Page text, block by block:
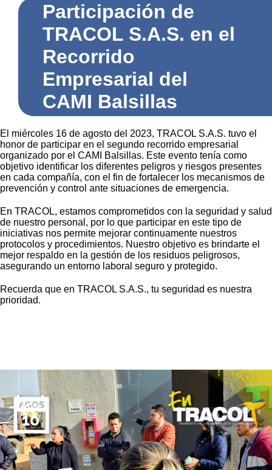
Participación de
TRACOL S.A.S. en el
Recorrido
Empresarial del
CAMI Balsillas
El miércoles 16 de agosto del 2023, TRACOL S.A.S. tuvo el
honor de participar en el segundo recorrido empresarial
organizado por el CAMI Balsillas. Este evento tenía como
objetivo identificar los diferentes peligros y riesgos presentes
en cada compañía, con el fin de fortalecer los mecanismos de
prevención y control ante situaciones de emergencia.
En TRACOL, estamos comprometidos con la seguridad y salud
de nuestro personal, por lo que participar en este tipo de
iniciativas nos permite mejorar continuamente nuestros
protocolos y procedimientos. Nuestro objetivo es brindarte el
mejor respaldo en la gestión de los residuos peligrosos,
asegurando un entorno laboral seguro y protegido.
Recuerda que en TRACOL S.A.S., tu seguridad es nuestra
prioridad.